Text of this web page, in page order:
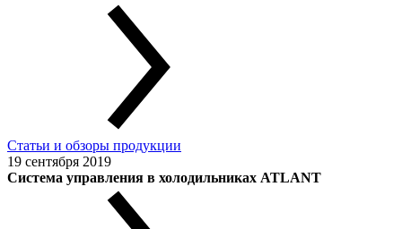
Статьи и обзоры продукции
19 сентября 2019
Система управления в холодильниках ATLANT